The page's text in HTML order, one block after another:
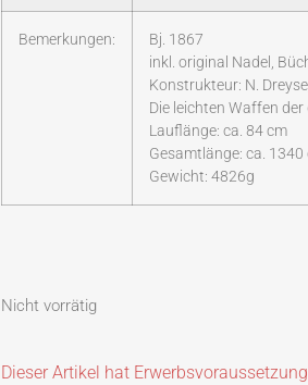
Bemerkungen:
Bj. 1867
inkl. original Nadel,
Konstrukteur: N.
Die leichten Waffen
Lauflänge: ca. 84 cm
Gesamtlänge: ca. 1340
Gewicht: 4826g
Nicht vorrätig
Dieser Artikel hat